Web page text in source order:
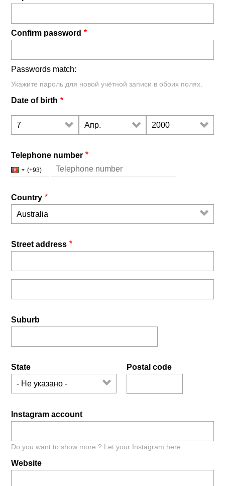
Confirm password
Passwords match:
Укажите пароль для новой учётной записи в обоих полях.
Date of birth
Telephone number
Country
Code
(+93)
Номер
телефона
Country
Street address
line
Suburb
State Postal code
Instagram account
Do you want to show more ? Let your Instagram here
Website